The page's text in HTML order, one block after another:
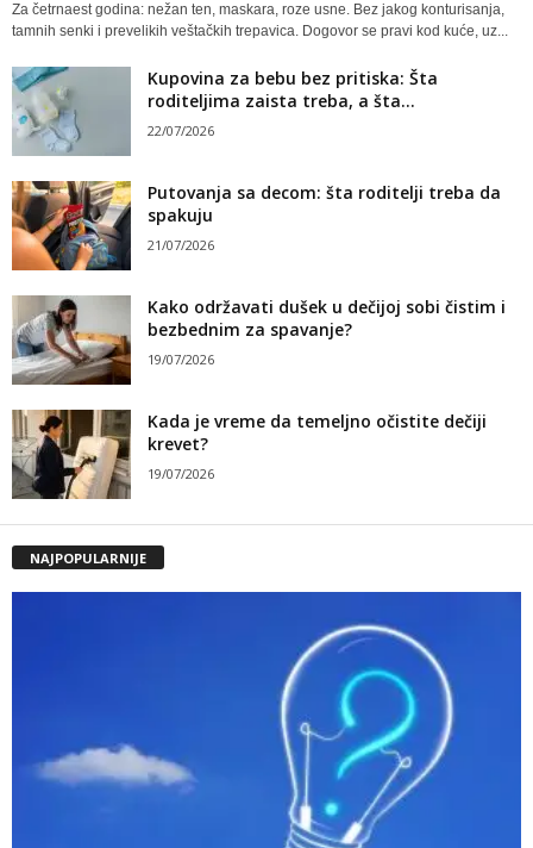
Za četrnaest godina: nežan ten, maskara, roze usne. Bez jakog konturisanja,
tamnih senki i prevelikih veštačkih trepavica. Dogovor se pravi kod kuće, uz...
Kupovina za bebu bez pritiska: Šta
roditeljima zaista treba, a šta...
22/07/2026
Putovanja sa decom: šta roditelji treba da
spakuju
21/07/2026
Kako održavati dušek u dečijoj sobi čistim i
bezbednim za spavanje?
19/07/2026
Kada je vreme da temeljno očistite dečiji
krevet?
19/07/2026
NAJPOPULARNIJE